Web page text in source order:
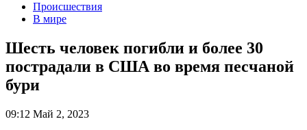
Происшествия
В мире
Шесть человек погибли и более 30
пострадали в США во время песчаной
бури
09:12 Май 2, 2023